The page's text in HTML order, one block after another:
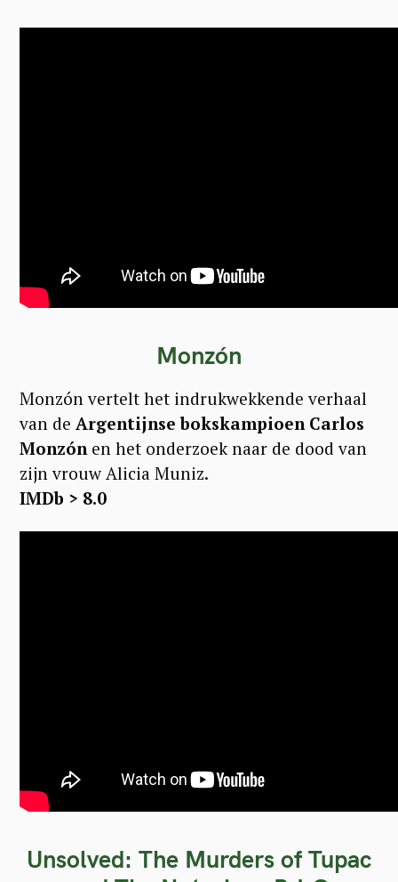
Monzón
Monzón vertelt het indrukwekkende verhaal
van de Argentijnse bokskampioen Carlos
Monzónen het onderzoek naar de dood van
zijn vrouw Alicia Muniz.
IMDb > 8.0
Unsolved: The Murders of Tupac